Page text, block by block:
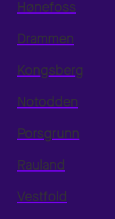
Hønefoss
Drammen
Kongsberg
Notodden
Porsgrunn
Rauland
Vestfold